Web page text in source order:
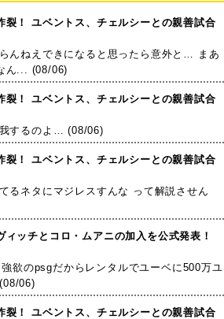
裂！ ユベントス、チェルシーとの親善試合
んねえできになると思ったら意外と… まあ
ん... (08/06)
裂！ ユベントス、チェルシーとの親善試合
するのよ… (08/06)
裂！ ユベントス、チェルシーとの親善試合
るネタにマジレスすんな って解説させん
ッチとコロ・ムアニの加入を公式発表！
欲のpsgだからレンタルでユーベに500万ユ
06)
裂！ ユベントス、チェルシーとの親善試合